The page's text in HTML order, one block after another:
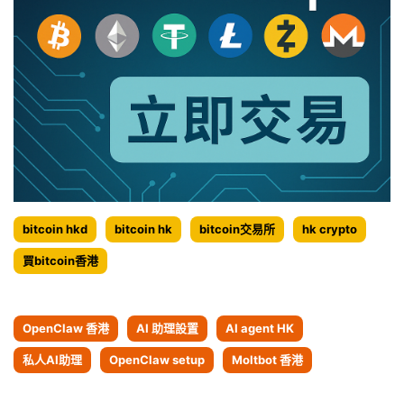
bitcoin hkd bitcoin hk bitcoin交易所 hk crypto
買bitcoin香港
OpenClaw 香港 AI 助理設置 AI agent HK
私人AI助理 OpenClaw setup Moltbot 香港